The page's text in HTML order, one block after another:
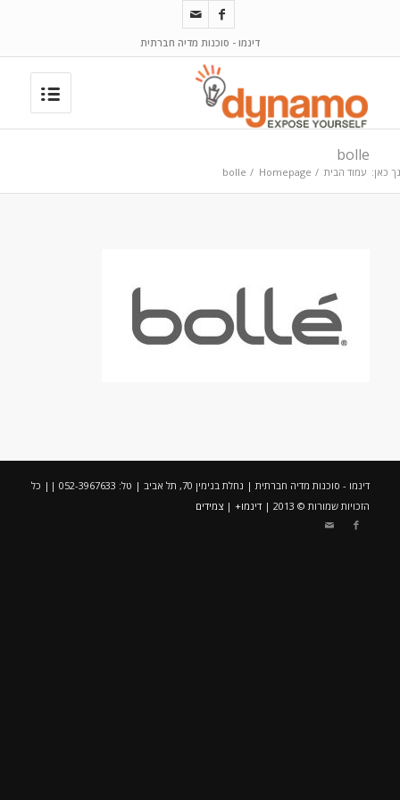
דינמו - סוכנות מדיה חברתית
bolle
כאן: עמוד הבית /
Homepage
/
bolle
דינמו - סוכנות מדיה חברתית | נחלת בנימין 70, תל אביב | טל: 052-3967633 || כל
הזכויות שמורות © 2013 |
דינמו+| צמידים